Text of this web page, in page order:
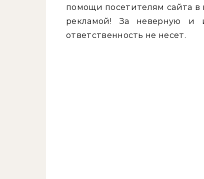
помощи посетителям сайта в
рекламой! За неверную и
ответственность не несет.